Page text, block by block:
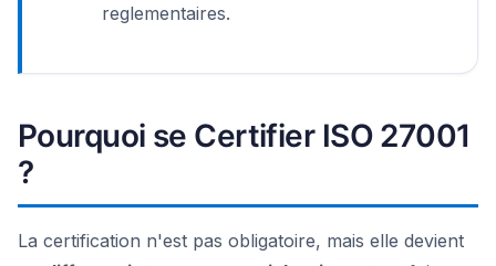
reglementaires.
Pourquoi se Certifier ISO 27001
?
La certification n'est pas obligatoire, mais elle devient